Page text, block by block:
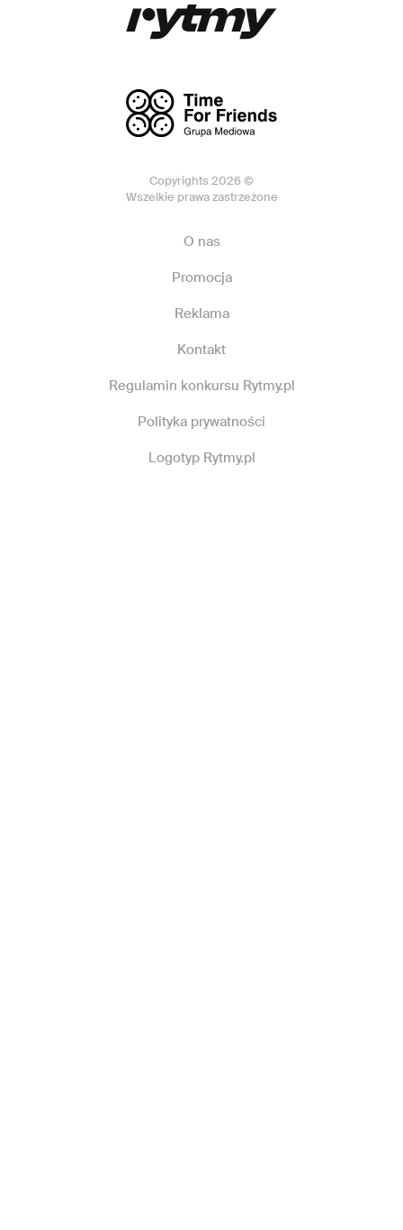
Copyrights 2026 ©
Wszelkie prawa zastrzeżone
O nas
Promocja
Reklama
Kontakt
Regulamin konkursu Rytmy.pl
Polityka prywatności
Logotyp Rytmy.pl